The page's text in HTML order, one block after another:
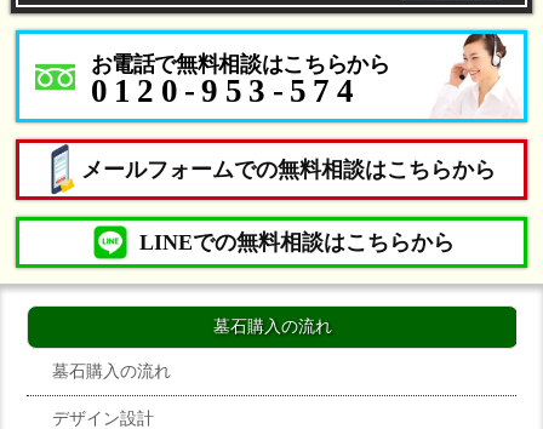
お電話で無料相談はこちらから
0120-953-574
メールフォームでの無料相談はこちらから
LINEでの無料相談はこちらから
墓石購入の流れ
墓石購入の流れ
デザイン設計